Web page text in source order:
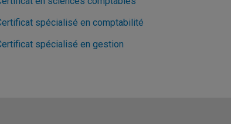
spécialisé en comptabilité
spécialisé en gestion